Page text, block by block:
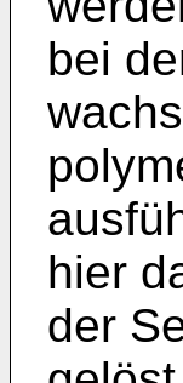
bei
hier
der